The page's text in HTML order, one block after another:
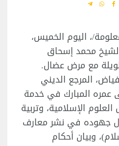
، اليوم الخميس،
محمد إسحاق
مع مرض عضال.
المرجع الديني
عمره المبارك في خدمة
الإسلامية، وتربية
جهوده في نشر معارف
وبيان أحكام